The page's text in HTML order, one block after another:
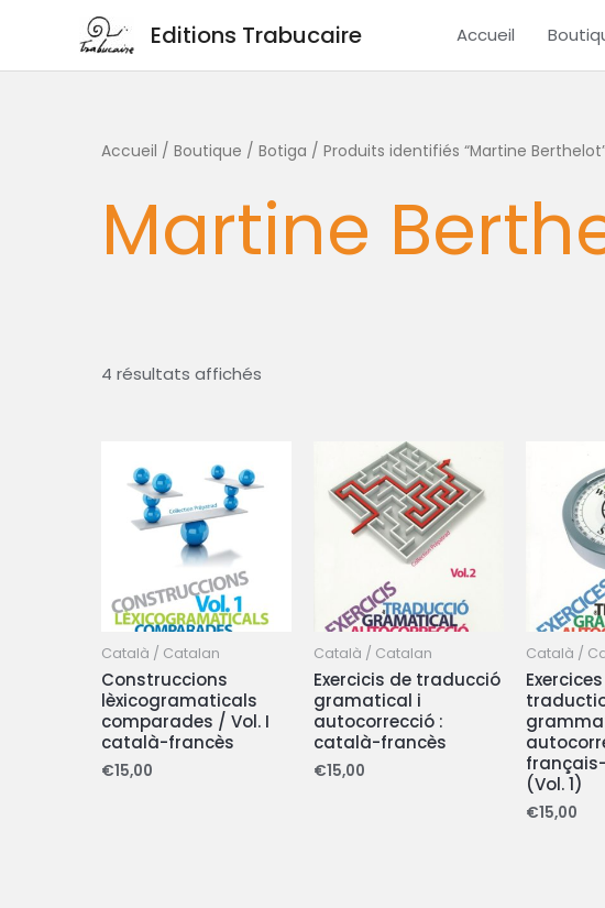
contenu
Editions Trabucaire Accueil
Accueil / Boutique / Botiga / Produits identifiés “Martine
Martine
4 résultats affichés
Trié
du
au
plus
Català / Catalan
Construccions
lèxicogramaticals
comparades / Vol. I
català-francès
€15,00
Català / Catalan
Exercicis de traducció
gramatical i
autocorrecció :
català-francès
€15,00
Català /
(Vol. 1)
€15,00